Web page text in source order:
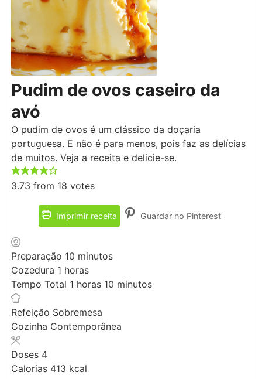
Pudim de ovos caseiro da
avó
O pudim de ovos é um clássico da doçaria
portuguesa. E não é para menos, pois faz as delícias
de muitos. Veja a receita e delicie-se.
3.73 from 18 votes
Imprimir receita Guardar no Pinterest
Preparação 10 minutos
minutos
Cozedura 1 hora
horas
Tempo Total 1 hora
horas 10 minutos
minutos
Refeição Sobremesa
Cozinha Contemporânea
Doses 4
Calorias 413 kcal